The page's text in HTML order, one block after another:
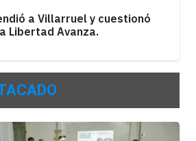
a Villarruel y cuestionó
Libertad Avanza.